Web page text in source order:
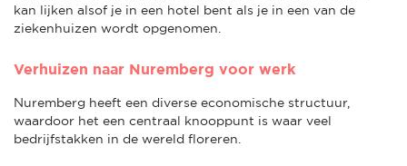
kan lijken alsof je in een hotel bent als je in een van de
ziekenhuizen wordt opgenomen.
Verhuizen naar Nuremberg voor werk
Nuremberg heeft een diverse economische structuur,
waardoor het een centraal knooppunt is waar veel
bedrijfstakken in de wereld floreren.